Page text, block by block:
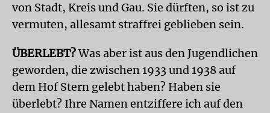
von Stadt, Kreis und Gau. Sie dürften, so ist zu
vermuten, allesamt straffrei geblieben sein.
ÜBERLEBT?Was aber ist aus den Jugendlichen
geworden, die zwischen 1933 und 1938 auf
dem Hof Stern gelebt haben? Haben sie
überlebt? Ihre Namen entziffere ich auf den